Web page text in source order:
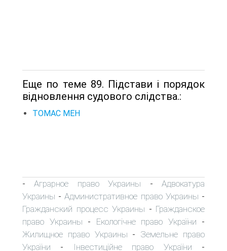
Еще по теме 89. Підстави і порядок
відновлення судового слідства.:
ТОМАС МЕН
-Аграрное право Украины -Адвокатура
Украины -Административное право Украины -
Гражданский процесс Украины - Гражданское
право Украины - Екологічне право України -
Жилищное право Украины - Земельне право
України - Інвестиційне право України -